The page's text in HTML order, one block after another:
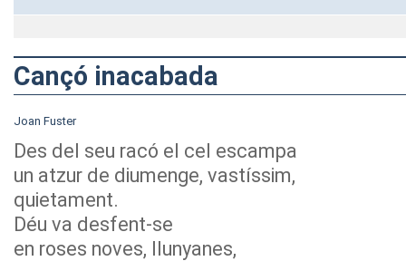
Cançó inacabada
Joan Fuster
Des del seu racó el cel escampa
un atzur de diumenge, vastíssim,
quietament.
Déu va desfent-se
en roses noves, llunyanes,